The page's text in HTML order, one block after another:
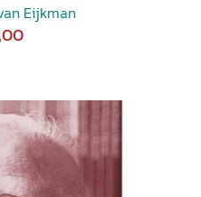
Eijkman